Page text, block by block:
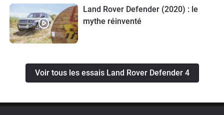
Land Rover Defender (2020) : le
mythe réinventé
Voir tous les essais Land Rover Defender 4